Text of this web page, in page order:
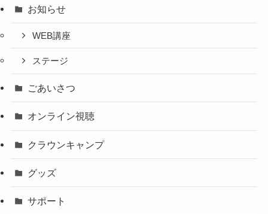
お知らせ
WEB講座
ステージ
ごあいさつ
オンライン視聴
クラウンキャンプ
グッズ
サポート